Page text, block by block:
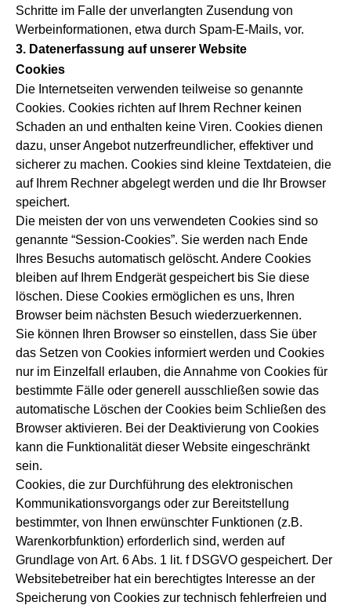
Schritte im Falle der unverlangten Zusendung von
Werbeinformationen, etwa durch Spam-E-Mails, vor.
3. Datenerfassung auf unserer Website
Cookies
Die Internetseiten verwenden teilweise so genannte
Cookies. Cookies richten auf Ihrem Rechner keinen
Schaden an und enthalten keine Viren. Cookies dienen
dazu, unser Angebot nutzerfreundlicher, effektiver und
sicherer zu machen. Cookies sind kleine Textdateien, die
auf Ihrem Rechner abgelegt werden und die Ihr Browser
speichert.
Die meisten der von uns verwendeten Cookies sind so
genannte “Session-Cookies”. Sie werden nach Ende
Ihres Besuchs automatisch gelöscht. Andere Cookies
bleiben auf Ihrem Endgerät gespeichert bis Sie diese
löschen. Diese Cookies ermöglichen es uns, Ihren
Browser beim nächsten Besuch wiederzuerkennen.
Sie können Ihren Browser so einstellen, dass Sie über
das Setzen von Cookies informiert werden und Cookies
nur im Einzelfall erlauben, die Annahme von Cookies für
bestimmte Fälle oder generell ausschließen sowie das
automatische Löschen der Cookies beim Schließen des
Browser aktivieren. Bei der Deaktivierung von Cookies
kann die Funktionalität dieser Website eingeschränkt
sein.
Cookies, die zur Durchführung des elektronischen
Kommunikationsvorgangs oder zur Bereitstellung
bestimmter, von Ihnen erwünschter Funktionen (z.B.
Warenkorbfunktion) erforderlich sind, werden auf
Grundlage von Art. 6 Abs. 1 lit. f DSGVO gespeichert. Der
Websitebetreiber hat ein berechtigtes Interesse an der
Speicherung von Cookies zur technisch fehlerfreien und